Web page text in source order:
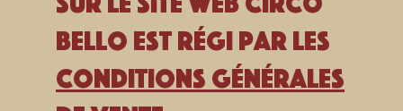
Bello est régi par les
Conditions générales